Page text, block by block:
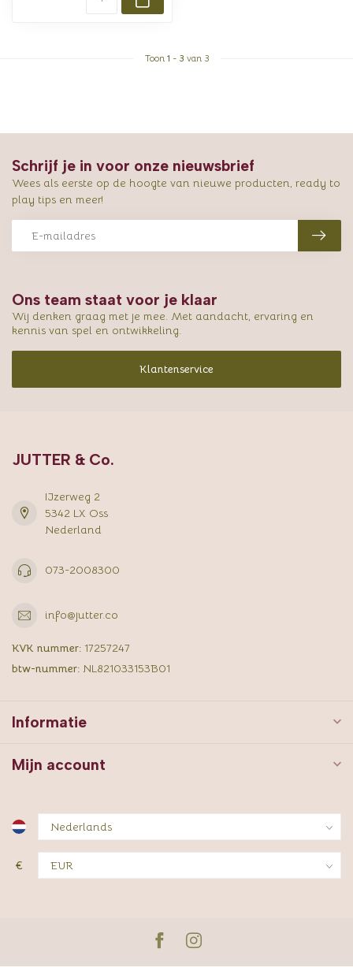
Toon 1 - 3 van 3
Ons team staat voor je klaar
Wij denken graag met je mee. Met aandacht, ervaring en
kennis van spel en ontwikkeling.
Klantenservice
Schrijf je in voor onze nieuwsbrief
Wees als eerste op de hoogte van nieuwe producten, ready to
play tips en meer!
JUTTER & Co.
IJzerweg 2
5342 LX Oss
Nederland
073-2008300
info@jutter.co
KVK nummer: 17257247
btw-nummer: NL821033153B01
Informatie
Mijn account
€